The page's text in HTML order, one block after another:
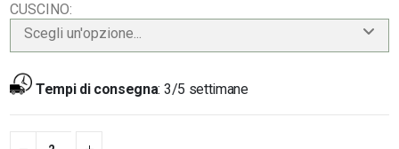
CUSCINO
Scegli un'opzione...
Tempi di consegna: 3/5 settimane